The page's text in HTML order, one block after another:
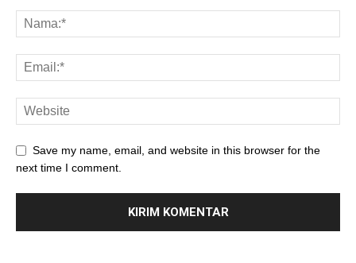
Save my name, email, and website in this browser for the
next time I comment.